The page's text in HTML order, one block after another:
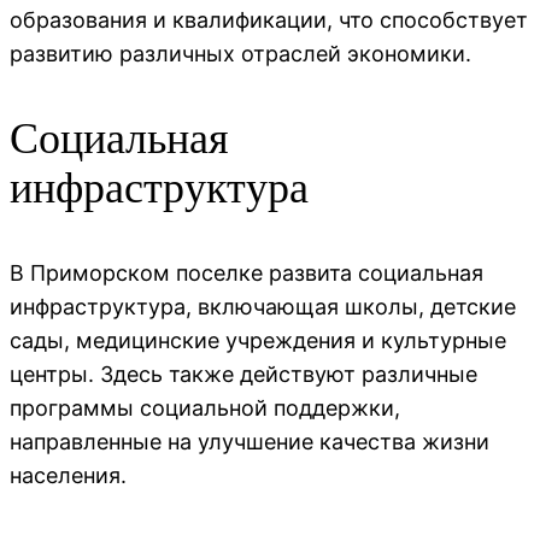
образования и квалификации, что способствует
развитию различных отраслей экономики.
Социальная
инфраструктура
В Приморском поселке развита социальная
инфраструктура, включающая школы, детские
сады, медицинские учреждения и культурные
центры. Здесь также действуют различные
программы социальной поддержки,
направленные на улучшение качества жизни
населения.